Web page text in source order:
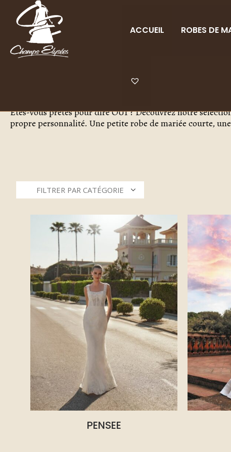
ACCUEIL ROBES DE
Etes-vous prêtes pour dire OUI ? Découvrez notre
propre personnalité. Une petite robe de mariée courte,
FILTRER PAR CATÉGORIE
PENSEE